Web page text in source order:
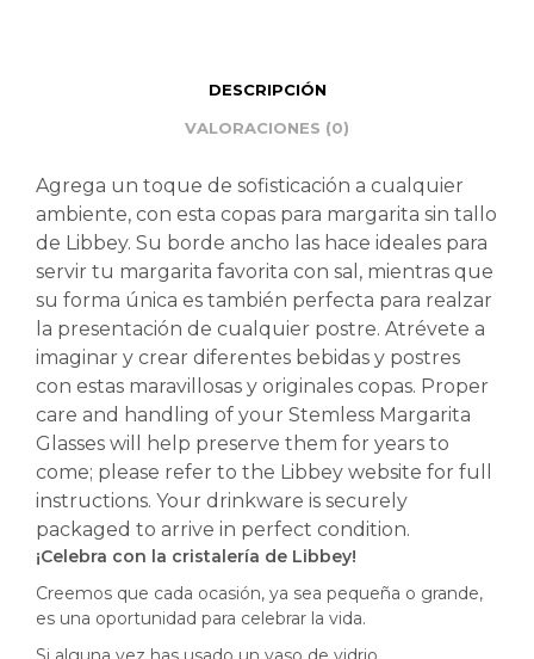
DESCRIPCIÓN
VALORACIONES (0)
Agrega un toque de sofisticación a cualquier
ambiente, con esta copas para margarita sin tallo
de Libbey. Su borde ancho las hace ideales para
servir tu margarita favorita con sal, mientras que
su forma única es también perfecta para realzar
la presentación de cualquier postre. Atrévete a
imaginar y crear diferentes bebidas y postres
con estas maravillosas y originales copas. Proper
care and handling of your Stemless Margarita
Glasses will help preserve them for years to
come; please refer to the Libbey website for full
instructions. Your drinkware is securely
packaged to arrive in perfect condition.
¡Celebra con la cristalería de Libbey!
Creemos que cada ocasión, ya sea pequeña o grande,
es una oportunidad para celebrar la vida.